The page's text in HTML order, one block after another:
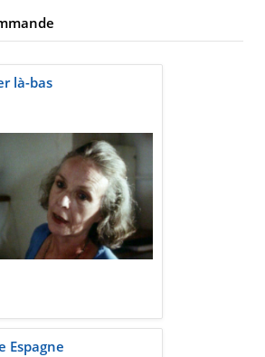
là-bas
Espagne